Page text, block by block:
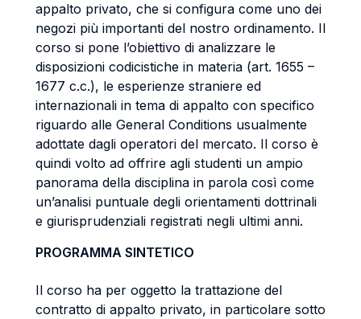
appalto privato, che si configura come uno dei
negozi più importanti del nostro ordinamento. Il
corso si pone l’obiettivo di analizzare le
disposizioni codicistiche in materia (art. 1655 –
1677 c.c.), le esperienze straniere ed
internazionali in tema di appalto con specifico
riguardo alle General Conditions usualmente
adottate dagli operatori del mercato. Il corso è
quindi volto ad offrire agli studenti un ampio
panorama della disciplina in parola così come
un’analisi puntuale degli orientamenti dottrinali
e giurisprudenziali registrati negli ultimi anni.
PROGRAMMA SINTETICO
Il corso ha per oggetto la trattazione del
contratto di appalto privato, in particolare sotto